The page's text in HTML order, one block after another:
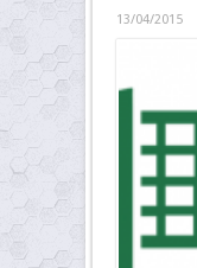
13/04/2015